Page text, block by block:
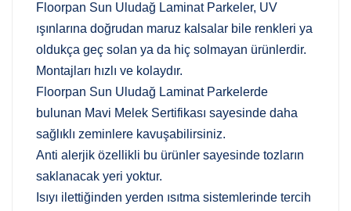
Floorpan Sun Uludağ Laminat Parkeler, UV
ışınlarına doğrudan maruz kalsalar bile renkleri ya
oldukça geç solan ya da hiç solmayan ürünlerdir.
Montajları hızlı ve kolaydır.
Floorpan Sun Uludağ Laminat Parkelerde
bulunan Mavi Melek Sertifikası sayesinde daha
sağlıklı zeminlere kavuşabilirsiniz.
Anti alerjik özellikli bu ürünler sayesinde tozların
saklanacak yeri yoktur.
Isıyı ilettiğinden yerden ısıtma sistemlerinde tercih